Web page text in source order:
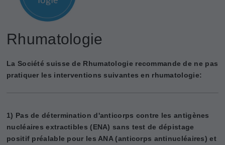
Rhumatologie
La Société suisse de Rhumatologie recommande de ne pas
pratiquer les interventions suivantes en rhumatologie:
1) Pas de détermination d'anticorps contre les antigènes
nucléaires extractibles (ENA) sans test de dépistage
positif préalable pour les ANA (anticorps antinucléaires) et